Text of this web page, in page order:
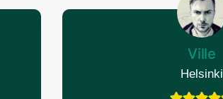
Ville
Helsinki